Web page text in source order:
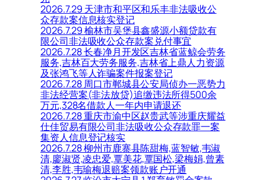
2026.7.29 天津市和平区和乐丰非法吸收公
众存款案信息核实登记
2026.7.29 榆林市吴堡县鑫盛源小额贷款有
限公司非法吸收公众存款案兑付事宜
2026.7.28 长春净月开发区吉林省蓝鲸会劳务
服务,吉林百大劳务服务,吉林省上鼎人力资源
及张鸿飞等人诈骗案件报案登记
2026.7.28 周口市郸城县公安局侦办一恶势力
非法经营案(非法放贷)追缴违法所得500余
万元,328名借款人一年内申请退还
2026.7.28 重庆市渝中区赵贵武等涉重庆耀益
仕佳贸易有限公司非法吸收公众存款罪一案
集资人信息登记核实
2026.7.28 柳州市鹿寨县陈甜梅,蓝智敏,韦淑
清,廖淑贤,凌忠爱,覃美花,覃国松,梁梅娟,曾素
清,李胜,韦瑜梅退赔案领款账户开通